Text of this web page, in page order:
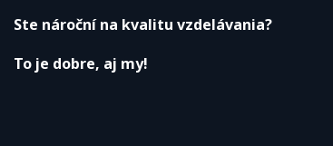
Ste nároční na kvalitu vzdelávania?
To je dobre, aj my!